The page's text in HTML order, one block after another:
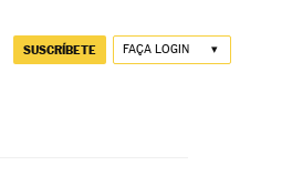
SUSCRÍBETE FAÇA LOGIN